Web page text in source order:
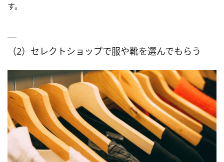
す。
（2）セレクトショップで服や靴を選んでもらう